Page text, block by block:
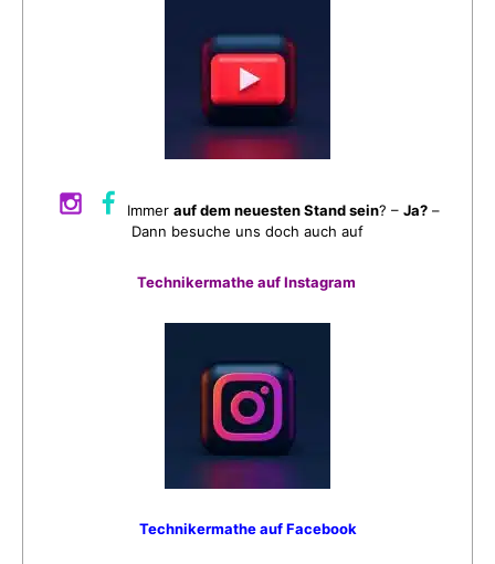
Immer auf dem neuesten Stand sein? – Ja?–
Dann besuche uns doch auch auf
Technikermathe auf Instagram
Technikermathe auf Facebook